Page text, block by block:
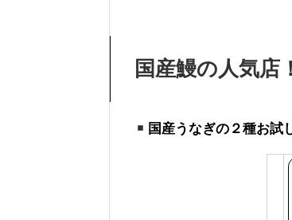
国産鰻の人気店
国産うなぎの２種お試